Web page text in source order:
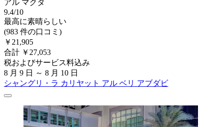
アル マクタ
9.4/10
最高に素晴らしい
(983 件の口コミ)
￥21,905
合計 ￥27,053
税およびサービス料込み
8 月 9 日 ～ 8 月 10 日
シャングリ・ラ カリヤット アル ベリ アブダビ